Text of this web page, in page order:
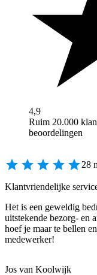
4,9
Ruim 20.000
beoordelingen
28
Klantvriendelijke
Het is een geweldig
uitstekende bezorg- en
hoef je maar te bellen
medewerker!
Jos van Koolwijk